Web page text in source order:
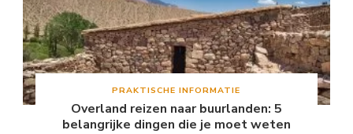
PRAKTISCHE INFORMATIE
Overland reizen naar buurlanden: 5
belangrijke dingen die je moet weten